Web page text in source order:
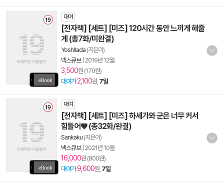
대여
[전자책] [세트] [미즈] 120시간 동안 느끼게 해줄
게 (총7화/미완결)
Yoshitada (지은이)
넥스큐브| 2019년 12월
3,500원 (170원)
대여가 2,100원, 7일
대여
[전자책] [세트] [미즈] 하세가와 군은 너무 커서
힘들어♥ (총32화/완결)
Sankaku (지은이)
넥스큐브| 2021년 10월
16,000원 (800원)
대여가9,600원, 7일